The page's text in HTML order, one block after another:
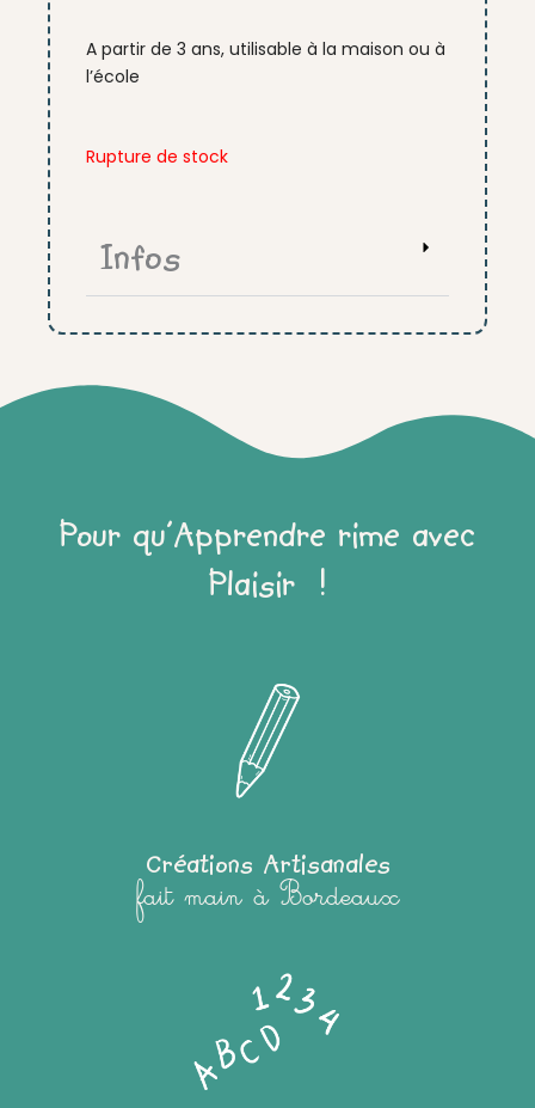
A partir de 3 ans, utilisable à la maison ou à
l’école
Rupture de stock
Infos
Pour qu'Apprendre rime avec
Plaisir !
Créations Artisanales
fait main à Bordeaux